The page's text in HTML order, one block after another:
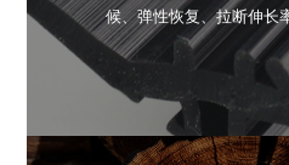
候、弹性恢复、拉断伸长